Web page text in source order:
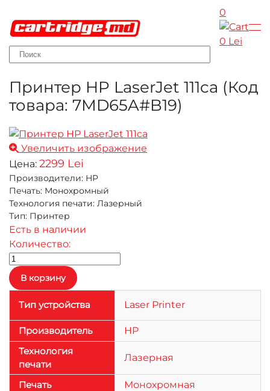
Skip to main content
0
0 Lei
Принтер HP LaserJet 111ca (Код
товара: 7MD65A#B19)
Увеличить изображение
Цена: 2299 Lei
Производители: HP
Печать: Монохромный
Технология печати: Лазерный
Тип: Принтер
Есть в наличии
Количество:
Тип устройства Laser Printer
Производитель
HP
Технология
печати
Лазерная
Печать
Монохромная